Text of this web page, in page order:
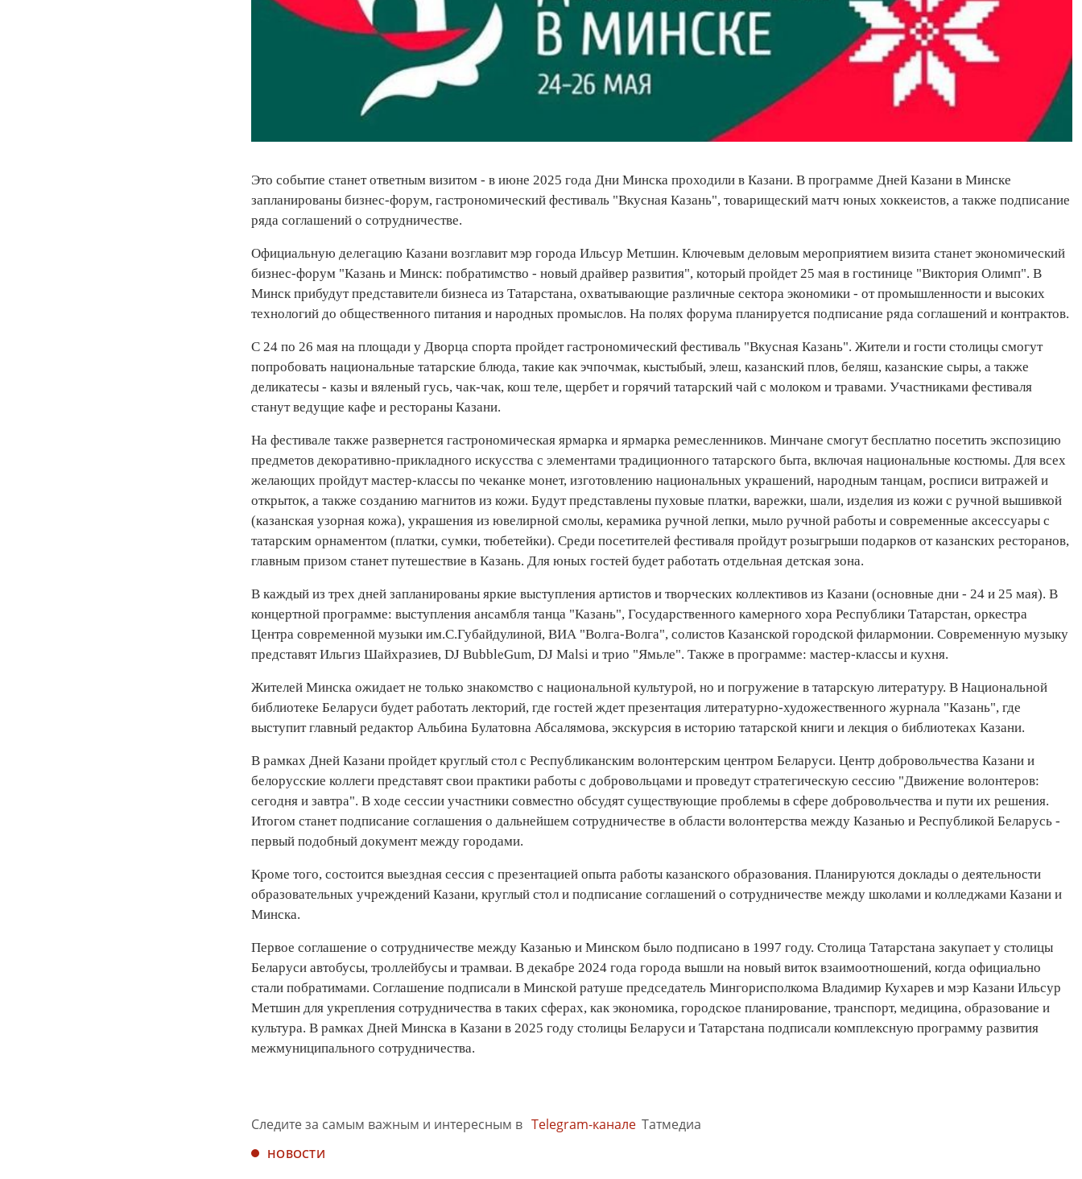
Это событие станет ответным визитом - в июне 2025 года Дни Минска проходили в Казани. В программе Дней Казани в Минске
запланированы бизнес-форум, гастрономический фестиваль "Вкусная Казань", товарищеский матч юных хоккеистов, а также подписание
ряда соглашений о сотрудничестве.
Официальную делегацию Казани возглавит мэр города Ильсур Метшин. Ключевым деловым мероприятием визита станет экономический
бизнес-форум "Казань и Минск: побратимство - новый драйвер развития", который пройдет 25 мая в гостинице "Виктория Олимп". В
Минск прибудут представители бизнеса из Татарстана, охватывающие различные сектора экономики - от промышленности и высоких
технологий до общественного питания и народных промыслов. На полях форума планируется подписание ряда соглашений и контрактов.
С 24 по 26 мая на площади у Дворца спорта пройдет гастрономический фестиваль "Вкусная Казань". Жители и гости столицы смогут
попробовать национальные татарские блюда, такие как эчпочмак, кыстыбый, элеш, казанский плов, беляш, казанские сыры, а также
деликатесы - казы и вяленый гусь, чак-чак, кош теле, щербет и горячий татарский чай с молоком и травами. Участниками фестиваля
станут ведущие кафе и рестораны Казани.
На фестивале также развернется гастрономическая ярмарка и ярмарка ремесленников. Минчане смогут бесплатно посетить экспозицию
предметов декоративно-прикладного искусства с элементами традиционного татарского быта, включая национальные костюмы. Для всех
желающих пройдут мастер-классы по чеканке монет, изготовлению национальных украшений, народным танцам, росписи витражей и
открыток, а также созданию магнитов из кожи. Будут представлены пуховые платки, варежки, шали, изделия из кожи с ручной вышивкой
(казанская узорная кожа), украшения из ювелирной смолы, керамика ручной лепки, мыло ручной работы и современные аксессуары с
татарским орнаментом (платки, сумки, тюбетейки). Среди посетителей фестиваля пройдут розыгрыши подарков от казанских ресторанов,
главным призом станет путешествие в Казань. Для юных гостей будет работать отдельная детская зона.
В каждый из трех дней запланированы яркие выступления артистов и творческих коллективов из Казани (основные дни - 24 и 25 мая). В
концертной программе: выступления ансамбля танца "Казань", Государственного камерного хора Республики Татарстан, оркестра
Центра современной музыки им.С.Губайдулиной, ВИА "Волга-Волга", солистов Казанской городской филармонии. Современную музыку
представят Ильгиз Шайхразиев, DJ BubbleGum, DJ Malsi и трио "Ямьле". Также в программе: мастер-классы и кухня.
Жителей Минска ожидает не только знакомство с национальной культурой, но и погружение в татарскую литературу. В Национальной
библиотеке Беларуси будет работать лекторий, где гостей ждет презентация литературно-художественного журнала "Казань", где
выступит главный редактор Альбина Булатовна Абсалямова, экскурсия в историю татарской книги и лекция о библиотеках Казани.
В рамках Дней Казани пройдет круглый стол с Республиканским волонтерским центром Беларуси. Центр добровольчества Казани и
белорусские коллеги представят свои практики работы с добровольцами и проведут стратегическую сессию "Движение волонтеров:
сегодня и завтра". В ходе сессии участники совместно обсудят существующие проблемы в сфере добровольчества и пути их решения.
Итогом станет подписание соглашения о дальнейшем сотрудничестве в области волонтерства между Казанью и Республикой Беларусь -
первый подобный документ между городами.
Кроме того, состоится выездная сессия с презентацией опыта работы казанского образования. Планируются доклады о деятельности
образовательных учреждений Казани, круглый стол и подписание соглашений о сотрудничестве между школами и колледжами Казани и
Минска.
Первое соглашение о сотрудничестве между Казанью и Минском было подписано в 1997 году. Столица Татарстана закупает у столицы
Беларуси автобусы, троллейбусы и трамваи. В декабре 2024 года города вышли на новый виток взаимоотношений, когда официально
стали побратимами. Соглашение подписали в Минской ратуше председатель Мингорисполкома Владимир Кухарев и мэр Казани Ильсур
Метшин для укрепления сотрудничества в таких сферах, как экономика, городское планирование, транспорт, медицина, образование и
культура. В рамках Дней Минска в Казани в 2025 году столицы Беларуси и Татарстана подписали комплексную программу развития
межмуниципального сотрудничества.
Следите за самым важным и интересным в Telegram-канале Татмедиа
НОВОСТИ